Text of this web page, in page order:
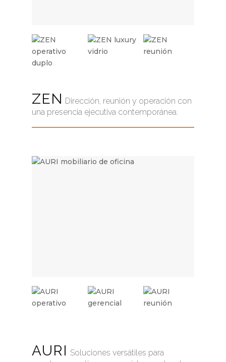
ZEN Dirección, reunión y operación con
una presencia ejecutiva contemporánea.
AURI Soluciones versátiles para